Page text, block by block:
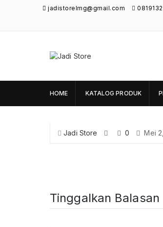
jadistorelmg@gmail.com
Unik di Lamongan
HOME KATALOG PRODUK
Jadi Store 0 Mei
Tinggalkan Balasan